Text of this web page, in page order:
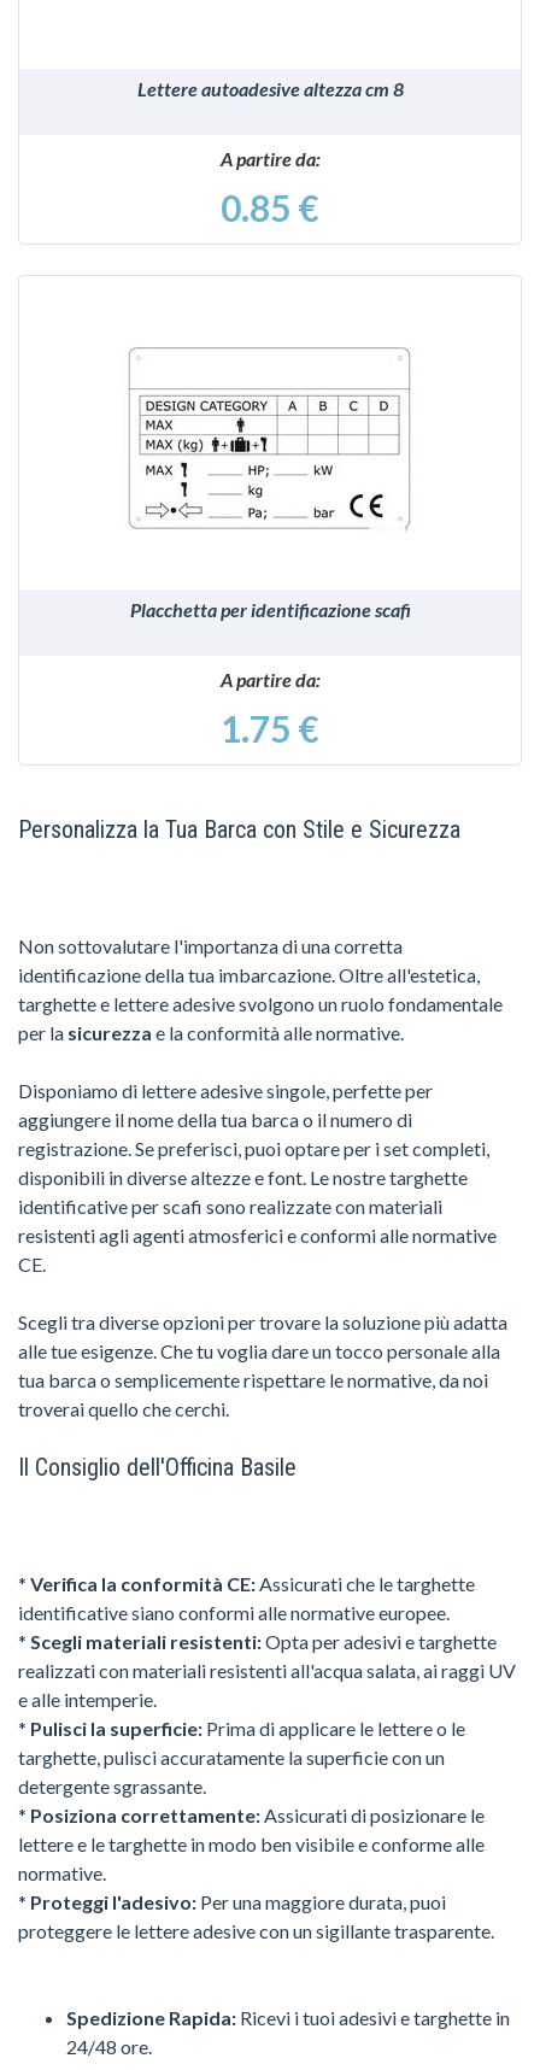
Lettere autoadesive altezza cm 8
A partire da:
0.85 €
VEDI
Placchetta per identificazione scafi
A partire da:
1.75 €
Personalizza la Tua Barca con Stile e Sicurezza
Non sottovalutare l'importanza di una corretta
identificazione della tua imbarcazione. Oltre all'estetica,
targhette e lettere adesive svolgono un ruolo fondamentale
per la sicurezza e la conformità alle normative.
Disponiamo di lettere adesive singole, perfette per
aggiungere il nome della tua barca o il numero di
registrazione. Se preferisci, puoi optare per i set completi,
disponibili in diverse altezze e font. Le nostre targhette
identificative per scafi sono realizzate con materiali
resistenti agli agenti atmosferici e conformi alle normative
CE.
Scegli tra diverse opzioni per trovare la soluzione più adatta
alle tue esigenze. Che tu voglia dare un tocco personale alla
tua barca o semplicemente rispettare le normative, da noi
troverai quello che cerchi.
Il Consiglio dell'Officina Basile
* Verifica la conformità CE: Assicurati che le targhette
identificative siano conformi alle normative europee.
* Scegli materiali resistenti:Opta per adesivi e targhette
realizzati con materiali resistenti all'acqua salata, ai raggi UV
e alle intemperie.
* Pulisci la superficie: Prima di applicare le lettere o le
targhette, pulisci accuratamente la superficie con un
detergente sgrassante.
* Posiziona correttamente: Assicurati di posizionare le
lettere e le targhette in modo ben visibile e conforme alle
normative.
* Proteggi l'adesivo: Per una maggiore durata, puoi
proteggere le lettere adesive con un sigillante trasparente.
Spedizione Rapida: Ricevi i tuoi adesivi e targhette in
24/48 ore.